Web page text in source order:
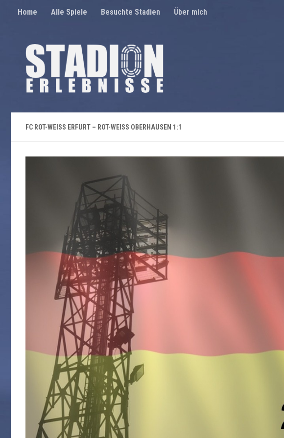
Unter dem Inhalt
Home Alle Spiele Besuchte Stadien Über mich
FC ROT-WEISS ERFURT – ROT-WEISS OBERHAUSEN 1:1